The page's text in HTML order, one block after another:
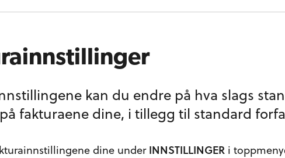
kan du endre på hva slags
fakturaene dine, i tillegg til standard
dine underINNSTILLINGERi